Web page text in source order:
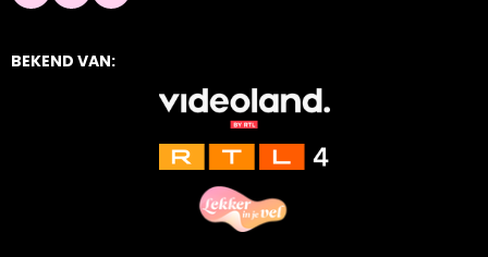
n
a
i
o
h
s
BEKEND VAN: